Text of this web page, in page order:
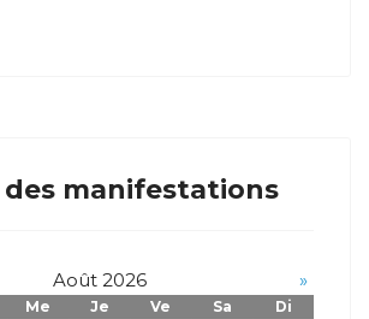
manifestations
Août 2026 »
Me Je Ve Sa
Di